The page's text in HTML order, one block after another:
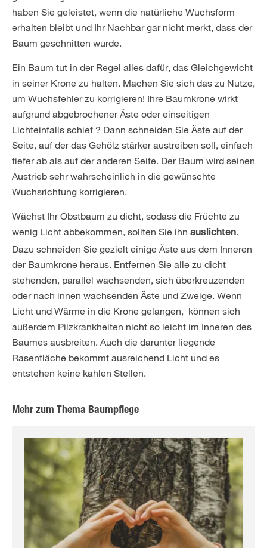
haben Sie geleistet, wenn die natürliche Wuchsform
erhalten bleibt und Ihr Nachbar gar nicht merkt, dass der
Baum geschnitten wurde.
Ein Baum tut in der Regel alles dafür, das Gleichgewicht
in seiner Krone zu halten. Machen Sie sich das zu Nutze,
um Wuchsfehler zu korrigieren! Ihre Baumkrone wirkt
aufgrund abgebrochener Äste oder einseitigen
Lichteinfalls schief ? Dann schneiden Sie Äste auf der
Seite, auf der das Gehölz stärker austreiben soll, einfach
tiefer ab als auf der anderen Seite. Der Baum wird seinen
Austrieb sehr wahrscheinlich in die gewünschte
Wuchsrichtung korrigieren.
Wächst Ihr Obstbaum zu dicht, sodass die Früchte zu
wenig Licht abbekommen, sollten Sie ihn auslichten.
Dazu schneiden Sie gezielt einige Äste aus dem Inneren
der Baumkrone heraus. Entfernen Sie alle zu dicht
stehenden, parallel wachsenden, sich überkreuzenden
oder nach innen wachsenden Äste und Zweige. Wenn
Licht und Wärme in die Krone gelangen, können sich
außerdem Pilzkrankheiten nicht so leicht im Inneren des
Baumes ausbreiten. Auch die darunter liegende
Rasenfläche bekommt ausreichend Licht und es
entstehen keine kahlen Stellen.
Mehr zum Thema Baumpflege